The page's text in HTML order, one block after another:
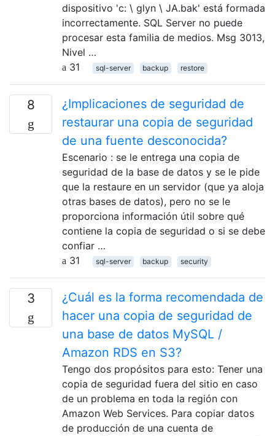
dispositivo 'c: \ glyn \ JA.bak' está formada
incorrectamente. SQL Server no puede
procesar esta familia de medios. Msg 3013,
Nivel …
31
sql-server backup restore
8
¿Implicaciones de seguridad de
restaurar una copia de seguridad
de una fuente desconocida?
Escenario : se le entrega una copia de
seguridad de la base de datos y se le pide
que la restaure en un servidor (que ya aloja
otras bases de datos), pero no se le
proporciona información útil sobre qué
contiene la copia de seguridad o si se debe
confiar …
31
sql-server backup security
3
¿Cuál es la forma recomendada de
hacer una copia de seguridad de
una base de datos MySQL /
Amazon RDS en S3?
Tengo dos propósitos para esto: Tener una
copia de seguridad fuera del sitio en caso
de un problema en toda la región con
Amazon Web Services. Para copiar datos
de producción de una cuenta de